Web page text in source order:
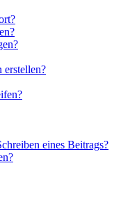
eines Beitrags?